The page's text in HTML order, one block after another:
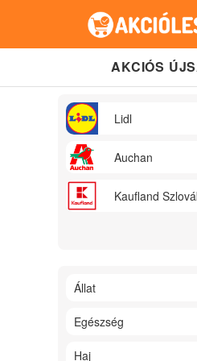
AKCIÓS
Lidl
Auchan
Kaufland
Állat
Egészség
Haj